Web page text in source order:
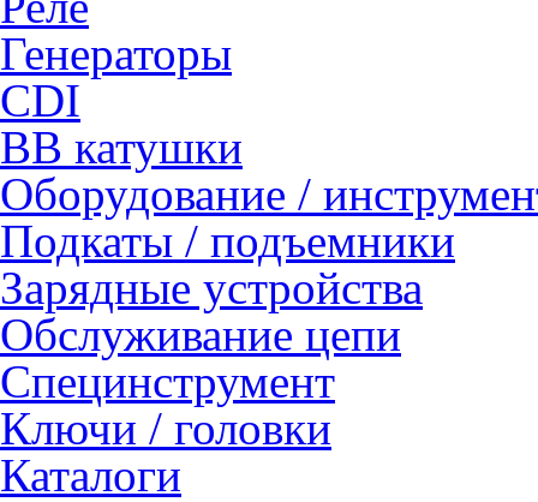
Генераторы
CDI
ВВ катушки
Оборудование /
Подкаты / подъемники
Зарядные устройства
Обслуживание цепи
Специнструмент
Ключи / головки
Каталоги